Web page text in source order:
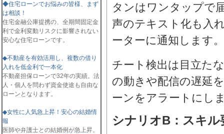
タンはワンタップで
声のテキスト化も入
ーターに通知します。
チート検出は目立た
の動きや配信の遅延
ーンをアラートにし
シナリオB：スキ
◆住宅ローンでお悩みの皆様、まず
は相談！
住宅金融公庫提携の、全期間固定金
利で金利変動リスクに影響されない
安心な住宅ローンです。
◆不動産を有効活用し、複数の借り
入れを低金利で一本化
不動産担保ローンで32年の実績。法
人・個人を問わず資金使途も自由な
ローンとなります。
◆女性に人気急上昇！安心の結婚情
報
医師や弁護士との結婚例が急上昇。